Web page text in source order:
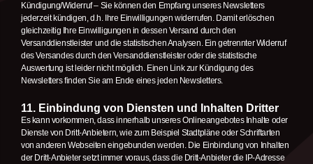
Kündigung/Widerruf – Sie können den Empfang unseres Newsletters
jederzeit kündigen, d.h. Ihre Einwilligungen widerrufen. Damit erlöschen
gleichzeitig Ihre Einwilligungen in dessen Versand durch den
Versanddienstleister und die statistischen Analysen. Ein getrennter Widerruf
des Versandes durch den Versanddienstleister oder die statistische
Auswertung ist leider nicht möglich. Einen Link zur Kündigung des
Newsletters finden Sie am Ende eines jeden Newsletters.
11. Einbindung von Diensten und Inhalten Dritter
Es kann vorkommen, dass innerhalb unseres Onlineangebotes Inhalte oder
Dienste von Dritt-Anbietern, wie zum Beispiel Stadtpläne oder Schriftarten
von anderen Webseiten eingebunden werden. Die Einbindung von Inhalten
der Dritt-Anbieter setzt immer voraus, dass die Dritt-Anbieter die IP-Adresse